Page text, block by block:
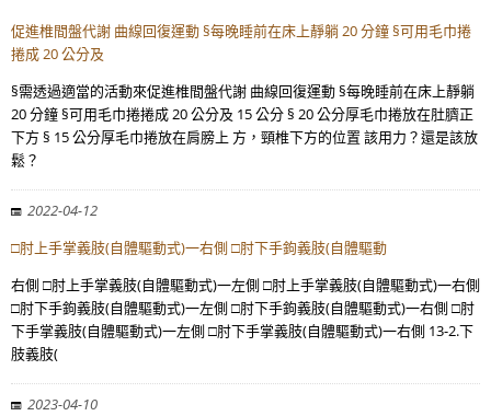
促進椎間盤代謝 曲線回復運動 §每晚睡前在床上靜躺 20 分鐘 §可用毛巾捲
捲成 20 公分及
§需透過適當的活動來促進椎間盤代謝 曲線回復運動 §每晚睡前在床上靜躺
20 分鐘 §可用毛巾捲捲成 20 公分及 15 公分 § 20 公分厚毛巾捲放在肚臍正
下方 § 15 公分厚毛巾捲放在肩膀上 方，頸椎下方的位置 該用力？還是該放
鬆？
2022-04-12
□肘上手掌義肢(自體驅動式)一右側 □肘下手鉤義肢(自體驅動
右側 □肘上手掌義肢(自體驅動式)一左側 □肘上手掌義肢(自體驅動式)一右側
□肘下手鉤義肢(自體驅動式)一左側 □肘下手鉤義肢(自體驅動式)一右側 □肘
下手掌義肢(自體驅動式)一左側 □肘下手掌義肢(自體驅動式)一右側 13-2.下
肢義肢(
2023-04-10